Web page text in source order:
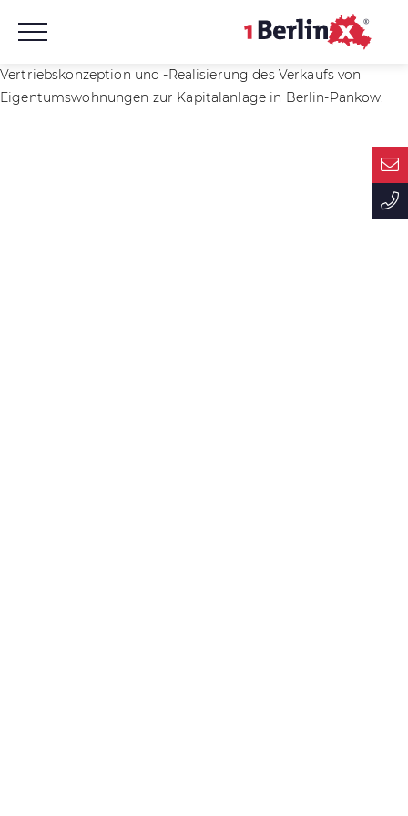
Vertriebskonzeption und -Realisierung des Verkaufs von
Eigentumswohnungen zur Kapitalanlage in Berlin-Pankow.